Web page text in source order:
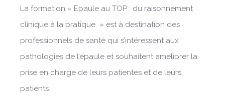
La formation « Epaule au TOP : du raisonnement
clinique à la pratique » est à destination des
professionnels de santé qui s’intéressent aux
pathologies de l’épaule et souhaitent améliorer la
prise en charge de leurs patientes et de leurs
patients.